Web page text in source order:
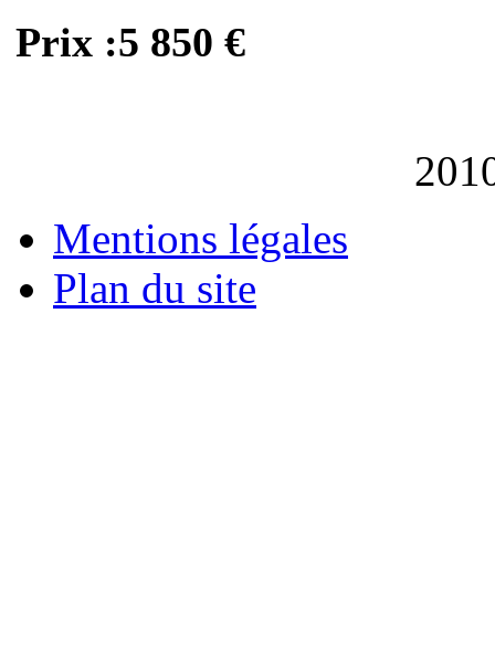
Prix :5 850 €
Mentions légales
Plan du site